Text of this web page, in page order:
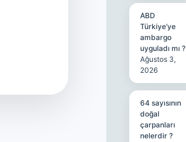
ABD
Türkiye’ye
ambargo
uyguladı mı ?
Ağustos 3,
2026
64 sayısının
doğal
çarpanları
nelerdir ?